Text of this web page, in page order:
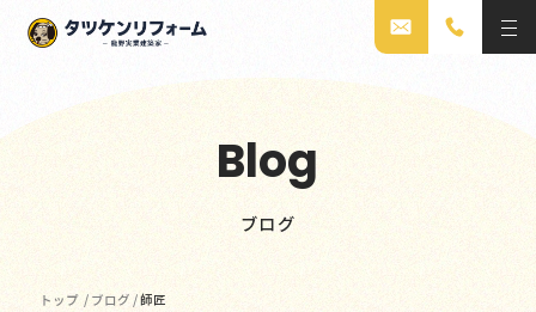
Blog
ブログ
トップ / ブログ /師匠